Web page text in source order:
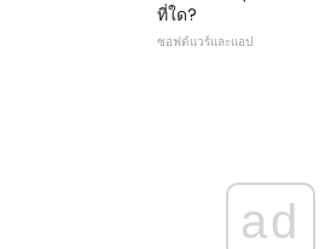
ที่ใด?
ซอฟต์แวร์และแอป
ad